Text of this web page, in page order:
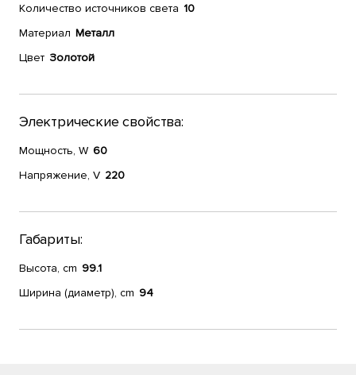
Количество источников света 10
Материал Металл
Цвет Золотой
Электрические свойства:
Мощность, W 60
Напряжение, V 220
Габариты:
Высота, cm 99.1
Ширина (диаметр), cm 94